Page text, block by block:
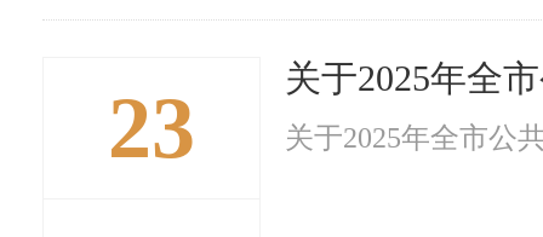
23
关于2025年全
关于2025年全市公